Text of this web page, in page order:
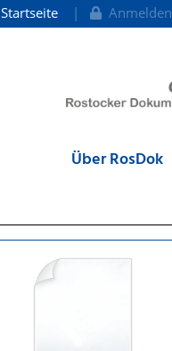
Startseite Anmelden
Über RosDok